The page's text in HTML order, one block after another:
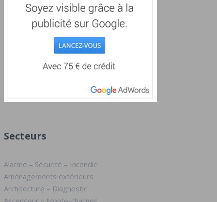
Secteurs
Alarme – Sécurité – Incendie
Aménagements extérieurs
Architecture – Diagnostic